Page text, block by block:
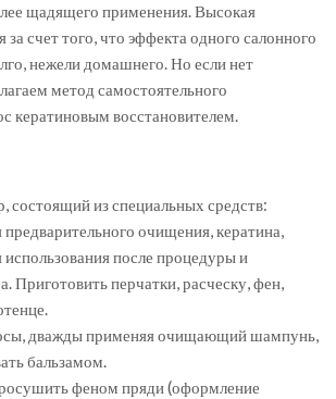
щадящего применения. Высокая
за счет того, что эффекта одного салонного
нежели домашнего. Но если нет
метод самостоятельного
кератиновым восстановителем.
состоящий из специальных средств:
очищения, кератина,
после процедуры и
Приготовить перчатки, расческу, фен,
дважды применяя очищающий шампунь,
бальзамом.
феном пряди (оформление